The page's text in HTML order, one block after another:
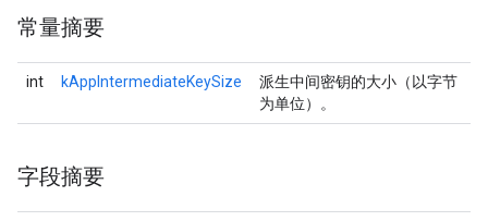
常量摘要
int kAppIntermediateKeySize
派生中间密钥的大小（以字节
为单位）。
字段摘要